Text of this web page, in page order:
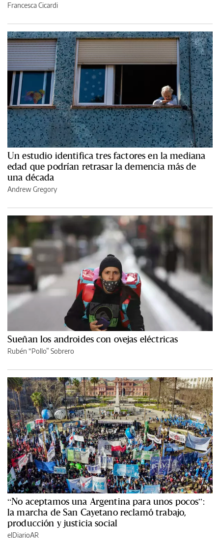
Francesca Cicardi
Un estudio identifica tres factores en la mediana
edad que podrían retrasar la demencia más de
una década
Andrew Gregory
Sueñan los androides con ovejas eléctricas
Rubén “Pollo” Sobrero
“No aceptamos una Argentina para unos pocos”:
la marcha de San Cayetano reclamó trabajo,
producción y justicia social
elDiarioAR